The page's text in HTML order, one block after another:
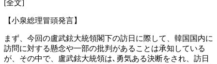
[全文]
【小泉総理冒頭発言】
まず、今回の盧武鉉大統領閣下の訪日に際して、韓国国内に
訪問に対する懸念や一部の批判があることは承知している
が、その中で、盧武鉉大統領は､勇気ある決断をされ、訪日